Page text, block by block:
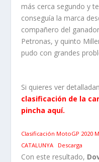
más cerca segundo y
conseguía la marca
compañero del
Petronas, y quinto
pudo con grandes
Si quieres ver
clasificación de la
pincha aquí.
Clasificación MotoGP 2020
CATALUNYA
Descarga
Con este resultado,